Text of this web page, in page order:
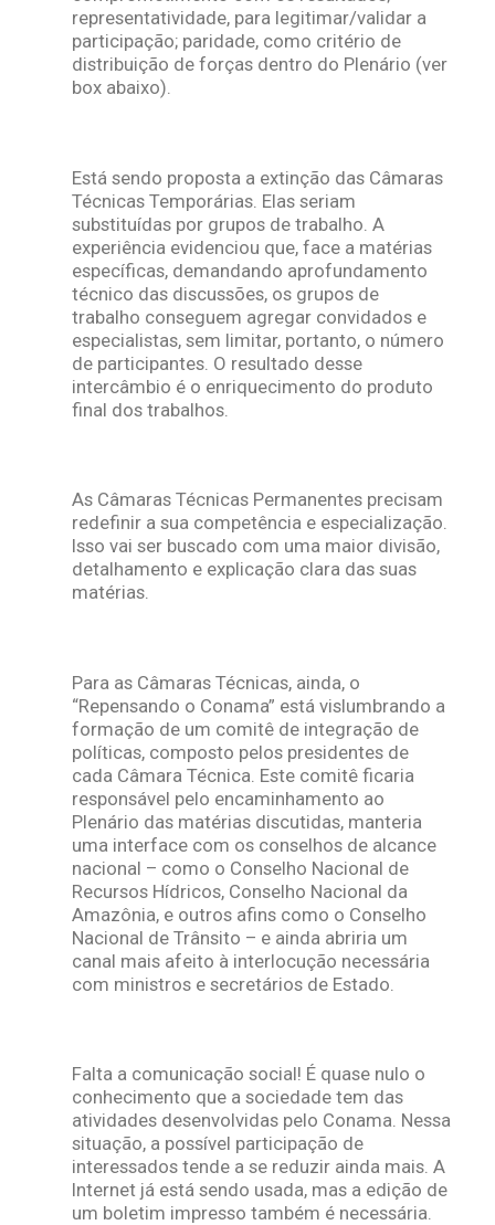
representatividade, para legitimar/validar a
participação; paridade, como critério de
distribuição de forças dentro do Plenário (ver
box abaixo).
Está sendo proposta a extinção das Câmaras
Técnicas Temporárias. Elas seriam
substituídas por grupos de trabalho. A
experiência evidenciou que, face a matérias
específicas, demandando aprofundamento
técnico das discussões, os grupos de
trabalho conseguem agregar convidados e
especialistas, sem limitar, portanto, o número
de participantes. O resultado desse
intercâmbio é o enriquecimento do produto
final dos trabalhos.
As Câmaras Técnicas Permanentes precisam
redefinir a sua competência e especialização.
Isso vai ser buscado com uma maior divisão,
detalhamento e explicação clara das suas
matérias.
Para as Câmaras Técnicas, ainda, o
“Repensando o Conama” está vislumbrando a
formação de um comitê de integração de
políticas, composto pelos presidentes de
cada Câmara Técnica. Este comitê ficaria
responsável pelo encaminhamento ao
Plenário das matérias discutidas, manteria
uma interface com os conselhos de alcance
nacional – como o Conselho Nacional de
Recursos Hídricos, Conselho Nacional da
Amazônia, e outros afins como o Conselho
Nacional de Trânsito – e ainda abriria um
canal mais afeito à interlocução necessária
com ministros e secretários de Estado.
Falta a comunicação social! É quase nulo o
conhecimento que a sociedade tem das
atividades desenvolvidas pelo Conama. Nessa
situação, a possível participação de
interessados tende a se reduzir ainda mais. A
Internet já está sendo usada, mas a edição de
um boletim impresso também é necessária.